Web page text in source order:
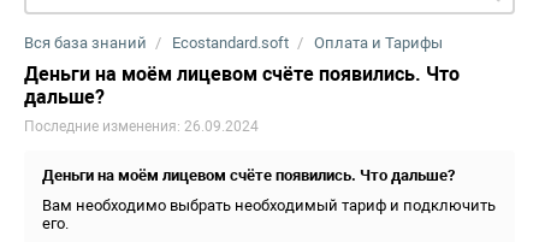
Вся база знаний Ecostandard.soft Оплата и Тарифы
Деньги на моём лицевом счёте появились. Что
дальше?
Последние изменения: 26.09.2024
Деньги на моём лицевом счёте появились. Что дальше?
Вам необходимо выбрать необходимый тариф и подключить
его.